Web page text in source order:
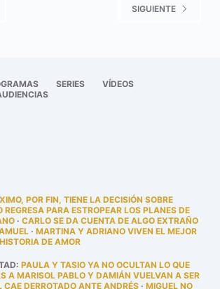
SIGUIENTE
SERIES
VÍDEOS
POR FIN, TIENE LA DECISIÓN SOBRE
REGRESA PARA ESTROPEAR LOS PLANES DE
· CARLO SE DA CUENTA DE ALGO EXTRAÑO
· MARTINA Y ADRIANO VIVEN EL MEJOR
DE AMOR
: PAULA Y TASIO YA NO OCULTAN LO QUE
A MARISOL PABLO Y DAMIÁN VUELVAN A SER
CAE DERROTADO ANTE ANDRÉS· MIGUEL NO